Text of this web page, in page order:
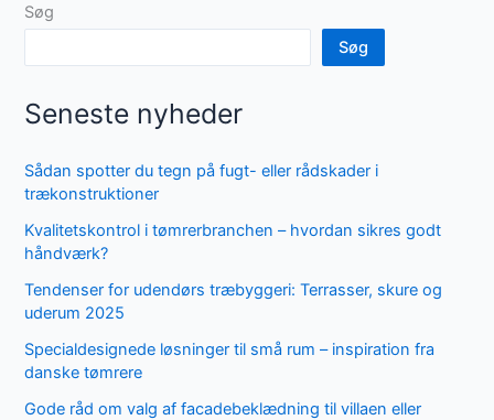
Søg
Søg
Seneste nyheder
Sådan spotter du tegn på fugt- eller rådskader i
trækonstruktioner
Kvalitetskontrol i tømrerbranchen – hvordan sikres godt
håndværk?
Tendenser for udendørs træbyggeri: Terrasser, skure og
uderum 2025
Specialdesignede løsninger til små rum – inspiration fra
danske tømrere
Gode råd om valg af facadebeklædning til villaen eller